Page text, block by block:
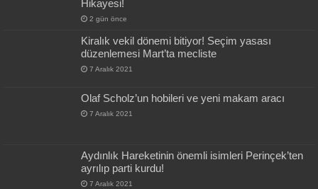
Hikayesi!
2 gün önce
Kiralık vekil dönemi bitiyor! Seçim yasası
düzenlemesi Mart’ta mecliste
7 Aralık 2021
Olaf Scholz’un hobileri ve yeni makam aracı
7 Aralık 2021
Aydınlık Hareketinin önemli isimleri Perinçek’ten
ayrılıp parti kurdu!
7 Aralık 2021